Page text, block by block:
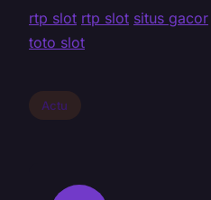
rtp slot rtp slot situs gacor
toto slot
Actu